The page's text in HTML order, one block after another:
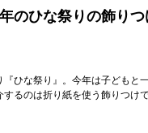
のひな祭りの飾り
ひな祭り』。今年は子どもと
るのは折り紙を使う飾りつけ